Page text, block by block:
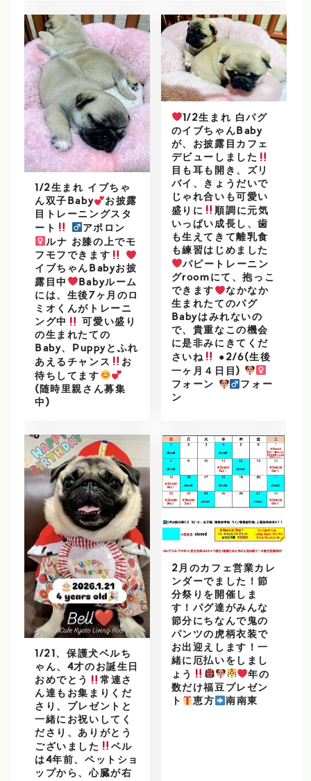
1/2生まれ イブちゃ
ん双子Baby
お披露
目トレーニングスタ
ート
アポロン
ルナ お膝の上でモ
フモフできます
イブちゃんBabyお披
露目中
Babyルーム
には、生後7ヶ月のロ
ミオくんがトレーニ
ング中
可愛い盛り
の生まれたての
Baby、Puppyとふれ
あえるチャンス
お
待ちしてます
(随時里親さん募集
中)
1/2生まれ 白パグ
のイブちゃんBaby
が、お披露目カフェ
デビューしました
目も耳も開き、ズリ
バイ、きょうだいで
じゃれ合いも可愛い
盛りに
順調に元気
いっぱい成長し、歯
も生えてきて離乳食
も練習はじめました
パピートレーニン
グroomにて、抱っこ
できます
なかなか
生まれたてのパグ
Babyはみれないの
で、貴重なこの機会
に是非みにきてくだ
さいね
●2/6(生後
一ヶ月４日目)
フォーン
フォー
ン
1/21、保護犬ベルち
ゃん、4才のお誕生日
おめでとう
常連さ
ん達もお集まりくだ
さり、プレゼントと
一緒にお祝いしてく
ださり、ありがとう
ございました
ベル
は4年前、ペットショ
ップから、心臓が右
2月のカフェ営業カレ
ンダーでました！節
分祭りを開催しま
す！パグ達がみんな
節分にちなんで鬼の
パンツの虎柄衣装で
お出迎えします！一
緒に厄払いをしまし
ょう
年の
数だけ福豆プレゼン
ト
恵方 南南東